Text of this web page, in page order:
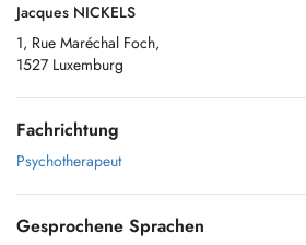
Jacques NICKELS
1, Rue Maréchal Foch,
1527 Luxemburg
Fachrichtung
Psychotherapeut
Gesprochene Sprachen